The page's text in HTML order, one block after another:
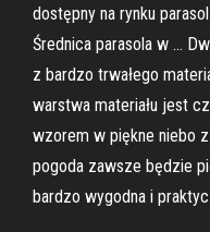
dostępny na rynku
Średnica parasola w …
z bardzo trwałego
warstwa materiału jest
wzorem w piękne niebo z
pogoda zawsze będzie
bardzo wygodna i